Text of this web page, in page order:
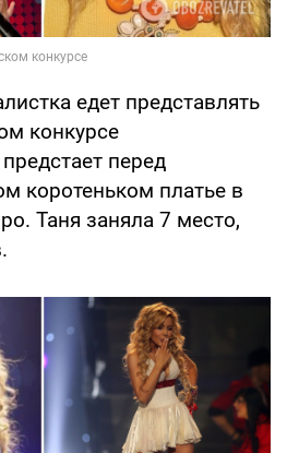
едет представлять
конкурсе
перед
коротеньком платье в
Таня заняла 7 место,